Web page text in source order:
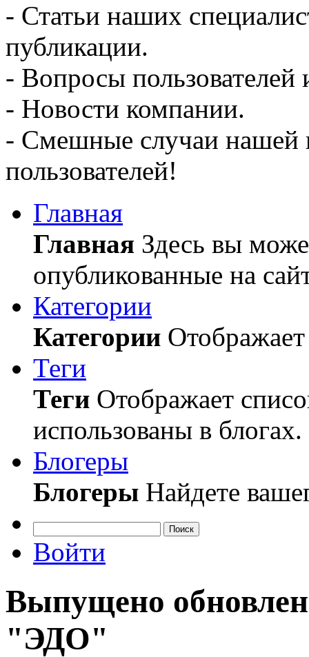
- Статьи наших
публикации.
- Вопросы пользователей
- Новости компании.
- Смешные случаи нашей
пользователей!
Главная
Главная Здесь вы
опубликованные на
Категории
Категории
Теги
Теги Отображает
использованы в блогах.
Блогеры
Блогеры Найдете
Поиск
Войти
Выпущено
"ЭДО"